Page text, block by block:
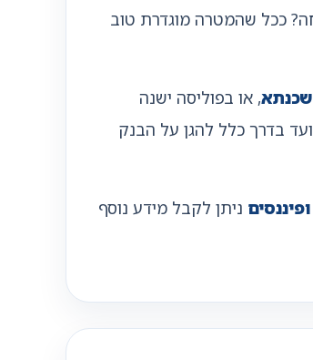
ככל שהמטרה מוגדרת טוב
, או בפוליסה ישנה
בדרך כלל להגן על הבנק
ניתן לקבל מידע נוסף